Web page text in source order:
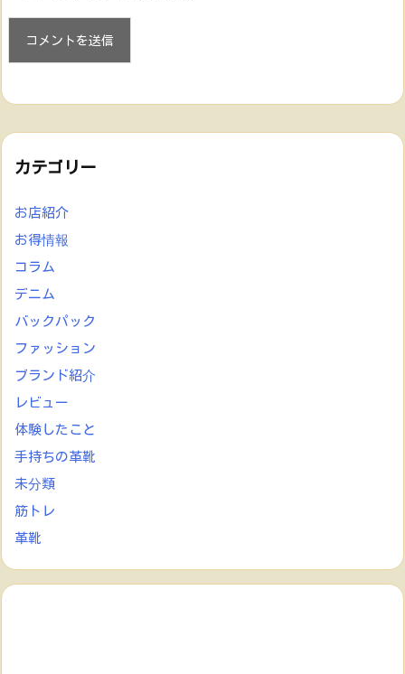
カテゴリー
お店紹介
お得情報
コラム
デニム
バックパック
ファッション
ブランド紹介
レビュー
体験したこと
手持ちの革靴
未分類
筋トレ
革靴